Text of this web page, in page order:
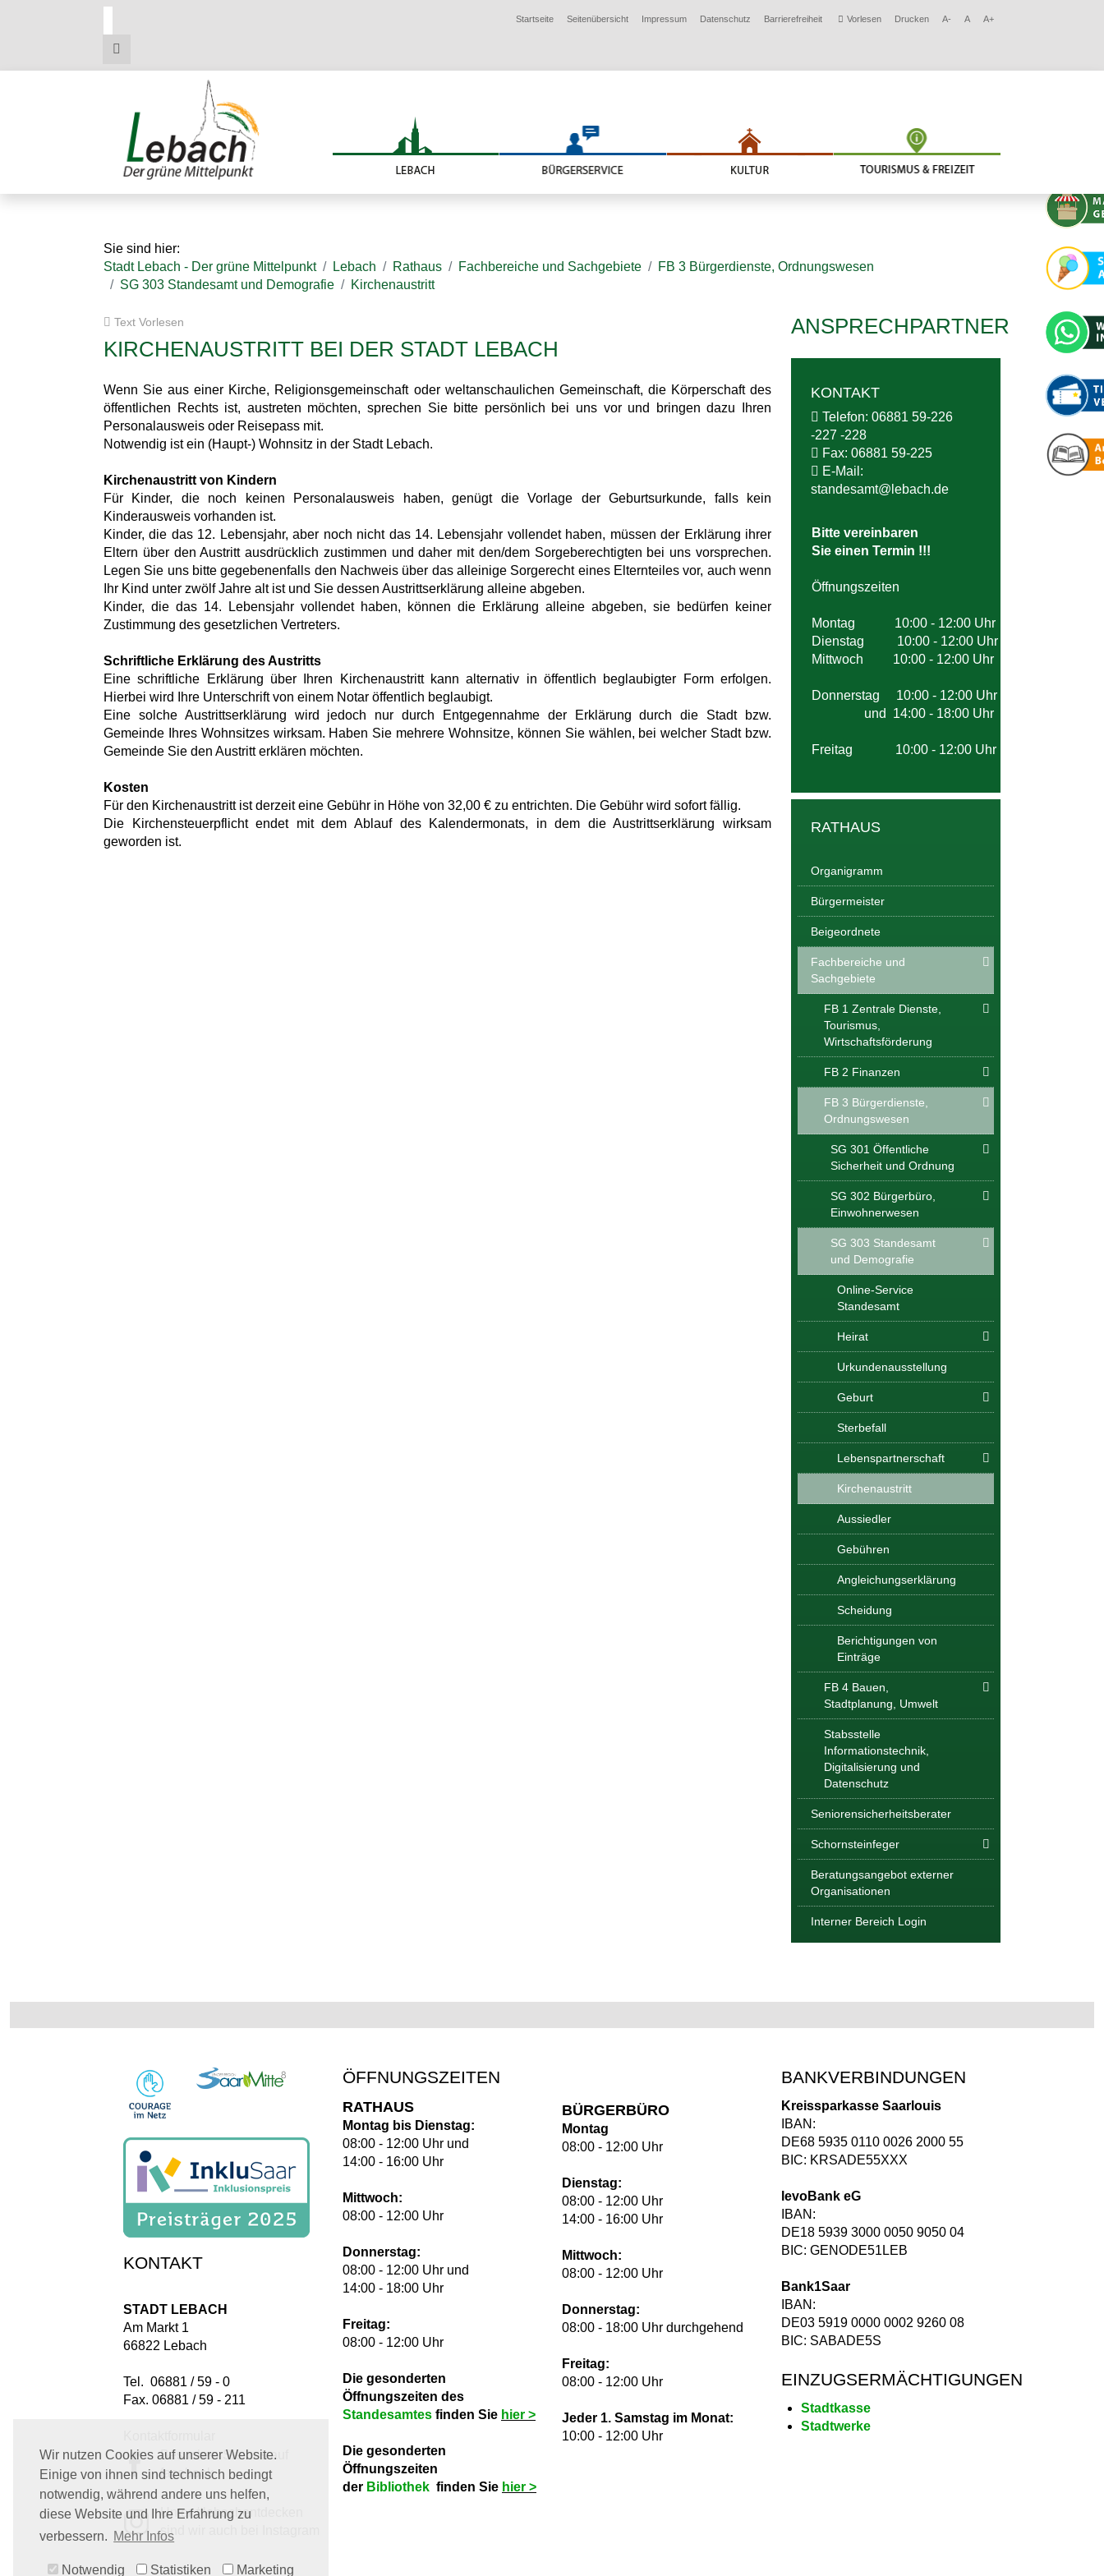
Wir nutzen Cookies auf unserer Website.
Einige von ihnen sind technisch bedingt
notwendig, während andere uns helfen,
diese Website und Ihre Erfahrung zu
verbessern. Mehr Infos
Notwendig Statistiken Marketing
Startseite Seitenübersicht Impressum Datenschutz Barrierefreiheit Vorlesen Drucken A- A A+
Sie sind hier:
Stadt Lebach - Der grüne Mittelpunkt
Lebach Rathaus Fachbereiche und Sachgebiete
FB 3 Bürgerdienste, Ordnungswesen
SG 303 Standesamt und Demografie
Kirchenaustritt
Text Vorlesen
KIRCHENAUSTRITT BEI DER STADT LEBACH
Wenn Sie aus einer Kirche, Religionsgemeinschaft oder weltanschaulichen Gemeinschaft, die Körperschaft des
öffentlichen Rechts ist, austreten möchten, sprechen Sie bitte persönlich bei uns vor und bringen dazu Ihren
Personalausweis oder Reisepass mit.
Notwendig ist ein (Haupt-) Wohnsitz in der Stadt Lebach.
Kirchenaustritt von Kindern
Für Kinder, die noch keinen Personalausweis haben, genügt die Vorlage der Geburtsurkunde, falls kein
Kinderausweis vorhanden ist.
Kinder, die das 12. Lebensjahr, aber noch nicht das 14. Lebensjahr vollendet haben, müssen der Erklärung ihrer
Eltern über den Austritt ausdrücklich zustimmen und daher mit den/dem Sorgeberechtigten bei uns vorsprechen.
Legen Sie uns bitte gegebenenfalls den Nachweis über das alleinige Sorgerecht eines Elternteiles vor, auch wenn
Ihr Kind unter zwölf Jahre alt ist und Sie dessen Austrittserklärung alleine abgeben.
Kinder, die das 14. Lebensjahr vollendet haben, können die Erklärung alleine abgeben, sie bedürfen keiner
Zustimmung des gesetzlichen Vertreters.
Schriftliche Erklärung des Austritts
Eine schriftliche Erklärung über Ihren Kirchenaustritt kann alternativ in öffentlich beglaubigter Form erfolgen.
Hierbei wird Ihre Unterschrift von einem Notar öffentlich beglaubigt.
Eine solche Austrittserklärung wird jedoch nur durch Entgegennahme der Erklärung durch die Stadt bzw.
Gemeinde Ihres Wohnsitzes wirksam. Haben Sie mehrere Wohnsitze, können Sie wählen, bei welcher Stadt bzw.
Gemeinde Sie den Austritt erklären möchten.
Kosten
Für den Kirchenaustritt ist derzeit eine Gebühr in Höhe von 32,00 € zu entrichten. Die Gebühr wird sofort fällig.
Die Kirchensteuerpflicht endet mit dem Ablauf des Kalendermonats, in dem die Austrittserklärung wirksam
geworden ist.
ANSPRECHPARTNER
KONTAKT
Telefon: 06881 59-226
-227 -228
Fax: 06881 59-225
E-Mail:
standesamt@ lebach.de
Bitte vereinbaren
Sie einen Termin !!!
Öffnungszeiten
Montag 10:00 - 12:00 Uhr
Dienstag 10:00 - 12:00 Uhr
Mittwoch 10:00 - 12:00 Uhr
Donnerstag 10:00 - 12:00 Uhr
und 14:00 - 18:00 Uhr
Freitag 10:00 - 12:00 Uhr
RATHAUS
Organigramm
Bürgermeister
Beigeordnete
Fachbereiche und
Sachgebiete
FB 1 Zentrale Dienste,
Tourismus,
Wirtschaftsförderung
FB 2 Finanzen
FB 3 Bürgerdienste,
Ordnungswesen
SG 301 Öffentliche
Sicherheit und Ordnung
SG 302 Bürgerbüro,
Einwohnerwesen
SG 303 Standesamt
und Demografie
Online-Service
Standesamt
Heirat
Urkundenausstellung
Geburt
Sterbefall
Lebenspartnerschaft
Kirchenaustritt
Aussiedler
Gebühren
Angleichungserklärung
Scheidung
Berichtigungen von
Einträge
FB 4 Bauen,
Stadtplanung, Umwelt
Stabsstelle
Informationstechnik,
Digitalisierung und
Datenschutz
Seniorensicherheitsberater
Schornsteinfeger
Beratungsangebot externer
Organisationen
Interner Bereich Login
KONTAKT
STADT LEBACH
Am Markt 1
66822 Lebach
Tel. 06881 / 59 - 0
Fax. 06881 / 59 - 211
Besuchen Sie uns auf
facebook
Unter #lebachentdecken
sind wir auch bei Instagram
ÖFFNUNGSZEITEN
RATHAUS
Montag bis Dienstag:
08:00 - 12:00 Uhr und
14:00 - 16:00 Uhr
Mittwoch:
08:00 - 12:00 Uhr
Donnerstag:
08:00 - 12:00 Uhr und
14:00 - 18:00 Uhr
Freitag:
08:00 - 12:00 Uhr
Die gesonderten
Öffnungszeiten des
Standesamtes finden Sie hier >
Die gesonderten
Öffnungszeiten
der Bibliothek finden Sie hier >
BÜRGERBÜRO
Montag
08:00 - 12:00 Uhr
Dienstag:
08:00 - 12:00 Uhr
14:00 - 16:00 Uhr
Mittwoch:
08:00 - 12:00 Uhr
Donnerstag:
08:00 - 18:00 Uhr durchgehend
Freitag:
08:00 - 12:00 Uhr
Jeder 1. Samstag im Monat:
10:00 - 12:00 Uhr
BANKVERBINDUNGEN
Kreissparkasse Saarlouis
IBAN:
DE68 5935 0110 0026 2000 55
BIC: KRSADE55XXX
levoBank eG
IBAN:
DE18 5939 3000 0050 9050 04
BIC: GENODE51LEB
Bank1Saar
IBAN:
DE03 5919 0000 0002 9260 08
BIC: SABADE5S
EINZUGSERMÄCHTIGUNGEN
Stadtkasse
Stadtwerke